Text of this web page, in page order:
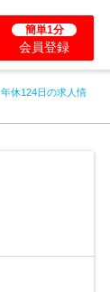
簡単1分
会員登録
休124日の求人情